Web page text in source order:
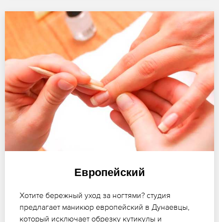
Европейский
Хотите бережный уход за ногтями? студия
предлагает маникюр европейский в Дунаевцы,
который исключает обрезку кутикулы и